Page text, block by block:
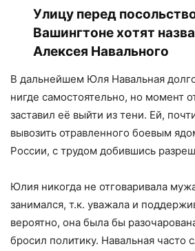
Улицу перед
Вашингтоне хотят
Алексея Навального
В дальнейшем Юля Навальная
нигде самостоятельно, но момент
заставил её выйти из тени. Ей,
вывозить отравленного боевым
России, с трудом добившись
Юлия никогда не отговаривала
занимался, т.к. уважала и
вероятно, она была бы
бросил политику. Навальная часто